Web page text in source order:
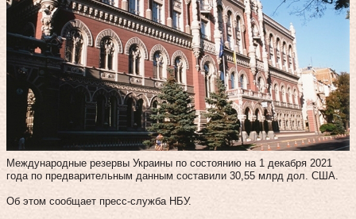
Международные резервы Украины по состоянию на 1 декабря 2021
года по предварительным данным составили 30,55 млрд дол. США.
Об этом сообщает пресс-служба НБУ.